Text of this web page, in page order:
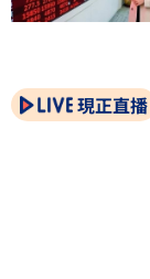
現正直播